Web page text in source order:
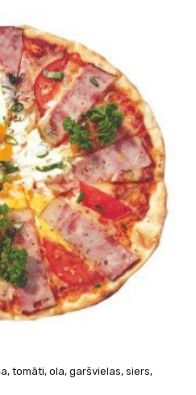
tomāti, ola, garšvielas, siers,